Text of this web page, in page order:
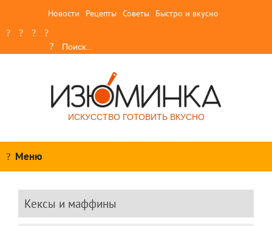
Новости Рецепты Советы Быстро и вкусно
ИСКУССТВО ГОТОВИТЬ ВКУСНО
Меню
Кексы и маффины